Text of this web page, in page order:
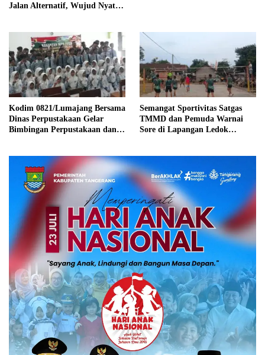
Jalan Alternatif, Wujud Nyata
Kodim 0821/Lumajang Bersama
Dinas Perpustakaan Gelar
Bimbingan Perpustakaan dan
Semangat Sportivitas Satgas
TMMD dan Pemuda Warnai
Sore di Lapangan Ledok